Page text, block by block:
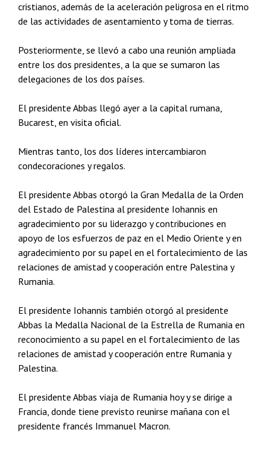
cristianos, además de la aceleración peligrosa en el ritmo
de las actividades de asentamiento y toma de tierras.
Posteriormente, se llevó a cabo una reunión ampliada
entre los dos presidentes, a la que se sumaron las
delegaciones de los dos países.
El presidente Abbas llegó ayer a la capital rumana,
Bucarest, en visita oficial.
Mientras tanto, los dos líderes intercambiaron
condecoraciones y regalos.
El presidente Abbas otorgó la Gran Medalla de la Orden
del Estado de Palestina al presidente Iohannis en
agradecimiento por su liderazgo y contribuciones en
apoyo de los esfuerzos de paz en el Medio Oriente y en
agradecimiento por su papel en el fortalecimiento de las
relaciones de amistad y cooperación entre Palestina y
Rumania.
El presidente Iohannis también otorgó al presidente
Abbas la Medalla Nacional de la Estrella de Rumania en
reconocimiento a su papel en el fortalecimiento de las
relaciones de amistad y cooperación entre Rumania y
Palestina.
El presidente Abbas viaja de Rumania hoy y se dirige a
Francia, donde tiene previsto reunirse mañana con el
presidente francés Immanuel Macron.